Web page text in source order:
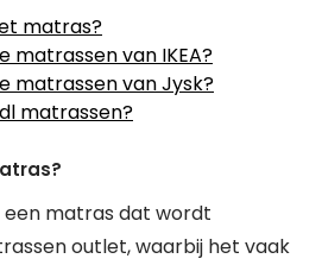
matras?
matrassen van IKEA?
matrassen van Jysk?
matrassen?
een matras dat wordt
outlet, waarbij het vaak